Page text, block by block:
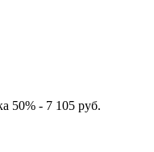
50% - 7 105 руб.